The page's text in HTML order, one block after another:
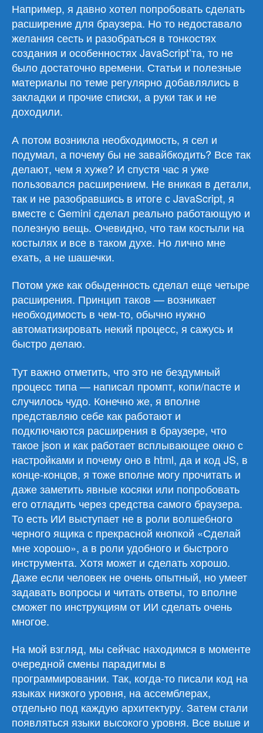
Например, я давно хотел попробовать сделать
расширение для браузера. Но то недоставало
желания сесть и разобраться в тонкостях
создания и особенностях JavaScript’та, то не
было достаточно времени. Статьи и полезные
материалы по теме регулярно добавлялись в
закладки и прочие списки, а руки так и не
доходили.
А потом возникла необходимость, я сел и
подумал, а почему бы не завайбкодить? Все так
делают, чем я хуже? И спустя час я уже
пользовался расширением. Не вникая в детали,
так и не разобравшись в итоге с JavaScript, я
вместе с Gemini сделал реально работающую и
полезную вещь. Очевидно, что там костыли на
костылях и все в таком духе. Но лично мне
ехать, а не шашечки.
Потом уже как обыденность сделал еще четыре
расширения. Принцип таков — возникает
необходимость в чем-то, обычно нужно
автоматизировать некий процесс, я сажусь и
быстро делаю.
Тут важно отметить, что это не бездумный
процесс типа — написал промпт, копи/пасте и
случилось чудо. Конечно же, я вполне
представляю себе как работают и
подключаются расширения в браузере, что
такое json и как работает всплывающее окно с
настройками и почему оно в html, да и код JS, в
конце-концов, я тоже вполне могу прочитать и
даже заметить явные косяки или попробовать
его отладить через средства самого браузера.
То есть ИИ выступает не в роли волшебного
черного ящика с прекрасной кнопкой «Сделай
мне хорошо», а в роли удобного и быстрого
инструмента. Хотя может и сделать хорошо.
Даже если человек не очень опытный, но умеет
задавать вопросы и читать ответы, то вполне
сможет по инструкциям от ИИ сделать очень
многое.
На мой взгляд, мы сейчас находимся в моменте
очередной смены парадигмы в
программировании. Так, когда-то писали код на
языках низкого уровня, на ассемблерах,
отдельно под каждую архитектуру. Затем стали
появляться языки высокого уровня. Все выше и